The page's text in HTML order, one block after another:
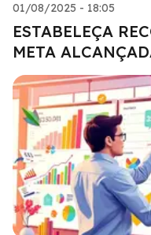
01/08/2025 - 18:05
ESTABELEÇA
META